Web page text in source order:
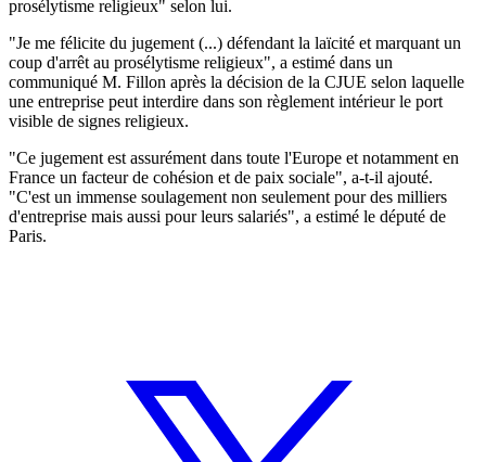
prosélytisme religieux" selon lui.
"Je me félicite du jugement (...) défendant la laïcité et marquant un
coup d'arrêt au prosélytisme religieux", a estimé dans un
communiqué M. Fillon après la décision de la CJUE selon laquelle
une entreprise peut interdire dans son règlement intérieur le port
visible de signes religieux.
"Ce jugement est assurément dans toute l'Europe et notamment en
France un facteur de cohésion et de paix sociale", a-t-il ajouté.
"C'est un immense soulagement non seulement pour des milliers
d'entreprise mais aussi pour leurs salariés", a estimé le député de
Paris.